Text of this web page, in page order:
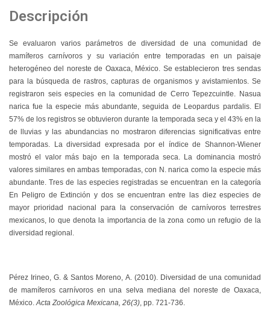
Descripción
Se evaluaron varios parámetros de diversidad de una comunidad de
mamíferos carnívoros y su variación entre temporadas en un paisaje
heterogéneo del noreste de Oaxaca, México. Se establecieron tres sendas
para la búsqueda de rastros, capturas de organismos y avistamientos. Se
registraron seis especies en la comunidad de Cerro Tepezcuintle. Nasua
narica fue la especie más abundante, seguida de Leopardus pardalis. El
57% de los registros se obtuvieron durante la temporada seca y el 43% en la
de lluvias y las abundancias no mostraron diferencias significativas entre
temporadas. La diversidad expresada por el índice de Shannon-Wiener
mostró el valor más bajo en la temporada seca. La dominancia mostró
valores similares en ambas temporadas, con N. narica como la especie más
abundante. Tres de las especies registradas se encuentran en la categoría
En Peligro de Extinción y dos se encuentran entre las diez especies de
mayor prioridad nacional para la conservación de carnívoros terrestres
mexicanos, lo que denota la importancia de la zona como un refugio de la
diversidad regional.
Pérez Irineo, G. & Santos Moreno, A. (2010). Diversidad de una comunidad
de mamíferos carnívoros en una selva mediana del noreste de Oaxaca,
México. Acta Zoológica Mexicana, 26(3) , pp. 721-736.